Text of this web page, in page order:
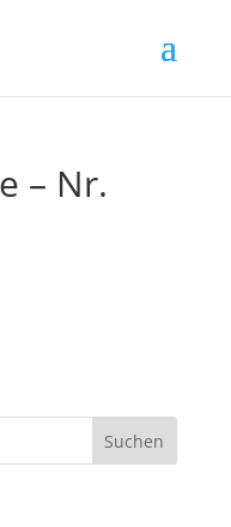
– Nr.